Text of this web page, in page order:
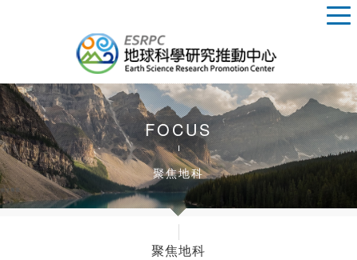
FOCUS
聚焦地科
聚焦地科